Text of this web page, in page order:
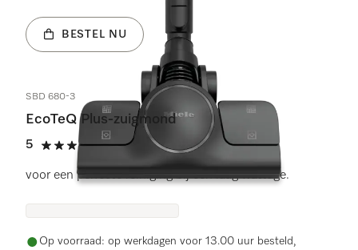
BESTEL NU
SBD 680-3
EcoTeQ Plus-zuigmond
5
5 sterren op 5
(16 beoordelingen)
voor een perfecte reiniging bij een laag wattage.
Op voorraad: op werkdagen voor 13.00 uur besteld,